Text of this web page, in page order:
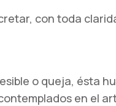
con toda
o queja, ésta
en el